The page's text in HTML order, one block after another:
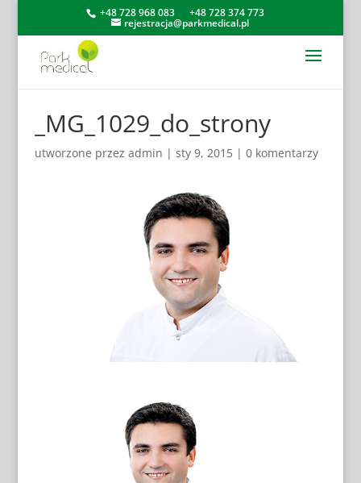
+48 728 968 083 +48 728 374 773
rejestracja@parkmedical.pl
_MG_1029_do_strony
utworzone przez admin | sty 9, 2015| 0 komentarzy